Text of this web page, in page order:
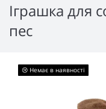
Іграшка для
пес
😢 Немає в наявності